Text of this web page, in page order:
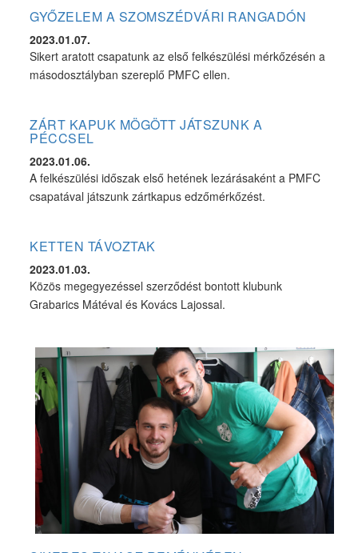
GYŐZELEM A SZOMSZÉDVÁRI RANGADÓN
2023.01.07.
Sikert aratott csapatunk az első felkészülési mérkőzésén a
másodosztályban szereplő PMFC ellen.
ZÁRT KAPUK MÖGÖTT JÁTSZUNK A
PÉCCSEL
2023.01.06.
A felkészülési időszak első hetének lezárásaként a PMFC
csapatával játszunk zártkapus edzőmérkőzést.
KETTEN TÁVOZTAK
2023.01.03.
Közös megegyezéssel szerződést bontott klubunk
Grabarics Mátéval és Kovács Lajossal.